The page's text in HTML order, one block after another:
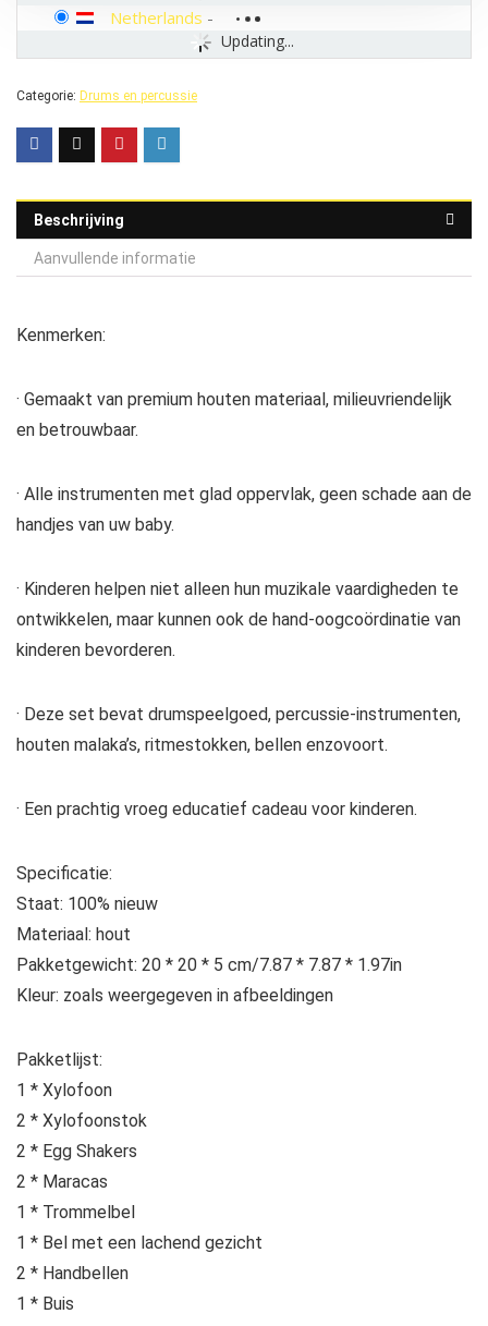
Updating...
Netherlands -
Categorie: Drums en percussie
Beschrijving
Aanvullende informatie
Kenmerken:
· Gemaakt van premium houten materiaal, milieuvriendelijk
en betrouwbaar.
· Alle instrumenten met glad oppervlak, geen schade aan de
handjes van uw baby.
· Kinderen helpen niet alleen hun muzikale vaardigheden te
ontwikkelen, maar kunnen ook de hand-oogcoördinatie van
kinderen bevorderen.
· Deze set bevat drumspeelgoed, percussie-instrumenten,
houten malaka’s, ritmestokken, bellen enzovoort.
· Een prachtig vroeg educatief cadeau voor kinderen.
Specificatie:
Staat: 100% nieuw
Materiaal: hout
Pakketgewicht: 20 * 20 * 5 cm/7.87 * 7.87 * 1.97in
Kleur: zoals weergegeven in afbeeldingen
Pakketlijst:
1 * Xylofoon
2 * Xylofoonstok
2 * Egg Shakers
2 * Maracas
1 * Trommelbel
1 * Bel met een lachend gezicht
2 * Handbellen
1 * Buis